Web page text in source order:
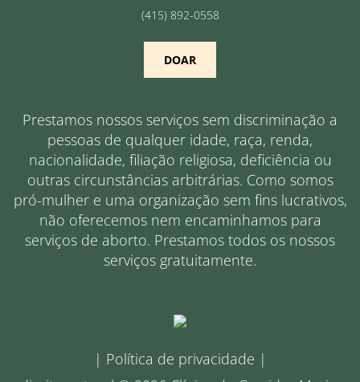
(415) 892-0558
DOAR
Prestamos nossos serviços sem discriminação a
pessoas de qualquer idade, raça, renda,
nacionalidade, filiação religiosa, deficiência ou
outras circunstâncias arbitrárias. Como somos
pró-mulher e uma organização sem fins lucrativos,
não oferecemos nem encaminhamos para
serviços de aborto. Prestamos todos os nossos
serviços gratuitamente.
| Política de privacidade |